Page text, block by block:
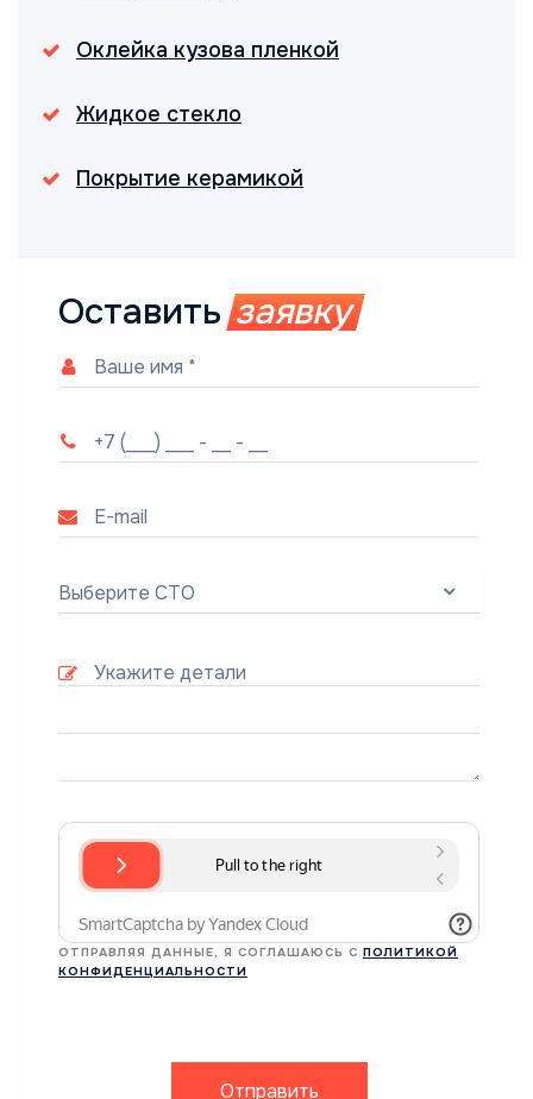
Оклейка кузова пленкой
Жидкое стекло
Покрытие керамикой
Оставить заявку
Выберите СТО
ОТПРАВЛЯЯ ДАННЫЕ, Я СОГЛАШАЮСЬ С ПОЛИТИКОЙ
КОНФИДЕНЦИАЛЬНОСТИ
Отправить